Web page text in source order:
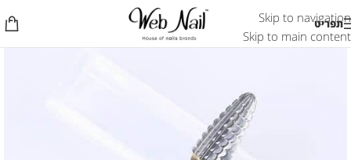
Skip to navigation
Skip to main content
תפריט